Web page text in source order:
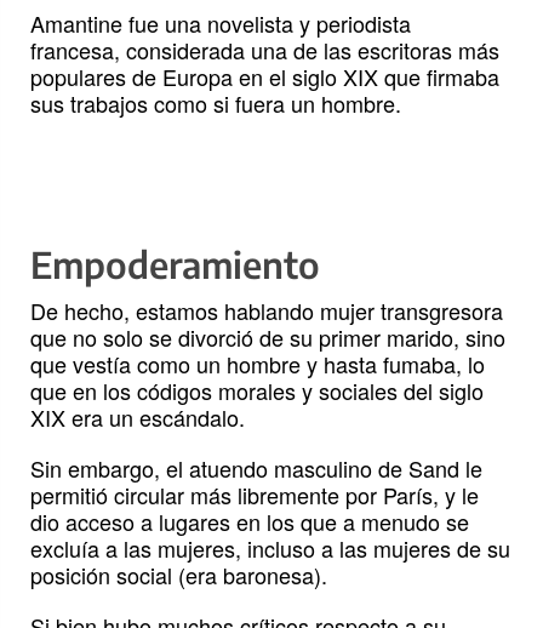
Amantine fue una novelista y periodista
francesa, considerada una de las escritoras más
populares de Europa en el siglo XIX que firmaba
sus trabajos como si fuera un hombre.
Empoderamiento
De hecho, estamos hablando mujer transgresora
que no solo se divorció de su primer marido, sino
que vestía como un hombre y hasta fumaba, lo
que en los códigos morales y sociales del siglo
XIX era un escándalo.
Sin embargo, el atuendo masculino de Sand le
permitió circular más libremente por París, y le
dio acceso a lugares en los que a menudo se
excluía a las mujeres, incluso a las mujeres de su
posición social (era baronesa).